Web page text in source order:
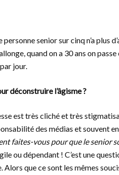
senior sur cinq n’a plus
quand on a 30 ans on
jour.
déconstruire l’âgisme ?
est très cliché et très
des médias et souvent
faites-vous pour que le senior
ou dépendant ! C’est une
que ce sont les mêmes